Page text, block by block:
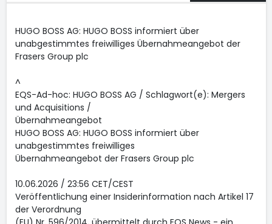
HUGO BOSS AG: HUGO BOSS informiert über
unabgestimmtes freiwilliges Übernahmeangebot der
Frasers Group plc
^
EQS-Ad-hoc: HUGO BOSS AG / Schlagwort(e): Mergers
und Acquisitions /
Übernahmeangebot
HUGO BOSS AG: HUGO BOSS informiert über
unabgestimmtes freiwilliges
Übernahmeangebot der Frasers Group plc
10.06.2026 / 23:56 CET/CEST
Veröffentlichung einer Insiderinformation nach Artikel 17
der Verordnung